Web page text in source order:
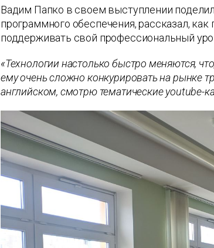
Вадим Папко в своем выступлении
программного обеспечения, рассказал,
поддерживать свой профессиональный
«Технологии настолько быстро меняются,
ему очень сложно конкурировать на рынке
английском, смотрю тематические youtube-